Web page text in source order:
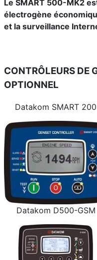
Le SMART 500-MK2
électrogène
et la surveillance
CONTRÔLEURS DE
OPTIONNEL
Datakom SMART 200
Datakom D500-GSM